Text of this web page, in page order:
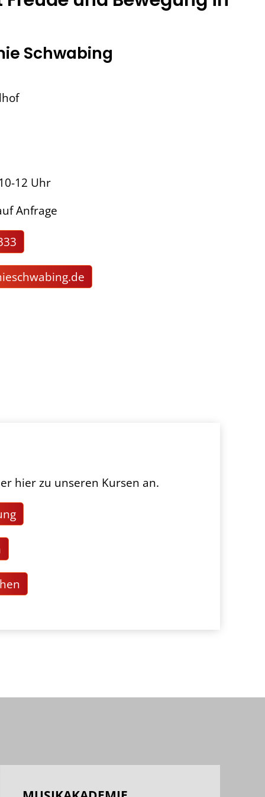
Schwabing
12 Uhr
Anfrage
schw b ng d
hier zu unseren Kursen an.